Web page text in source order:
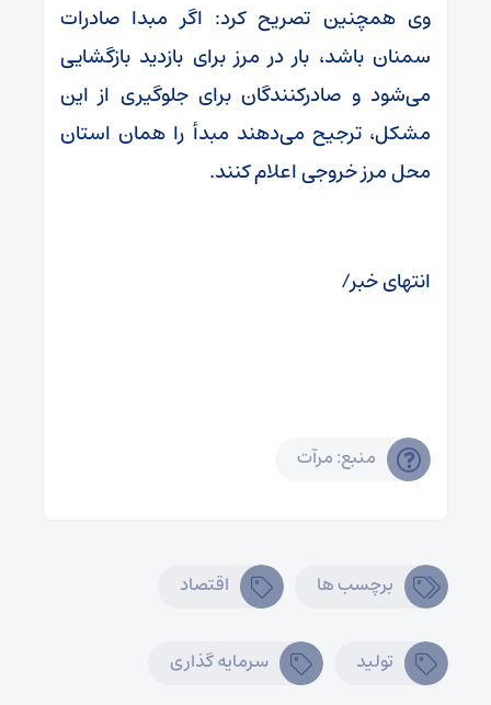
وی همچنین تصریح کرد: اگر مبدا صادرات
سمنان باشد، بار در مرز برای بازدید بازگشایی
می‌شود و صادرکنندگان برای جلوگیری از این
مشکل، ترجیح می‌دهند مبدأ را همان استان
محل مرز خروجی اعلام کنند.
انتهای خبر/
منبع: مرآت
برچسب ها اقتصاد
تولید سرمایه گذاری